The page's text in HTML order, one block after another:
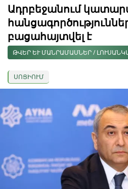
Ադրբեջանում
բացահայտվել է
ԹՎԵՐ ԵՒ ՄԱՆՐԱՄԱՍՆԵՐ /
ՍՈՑԻՈՒՄ